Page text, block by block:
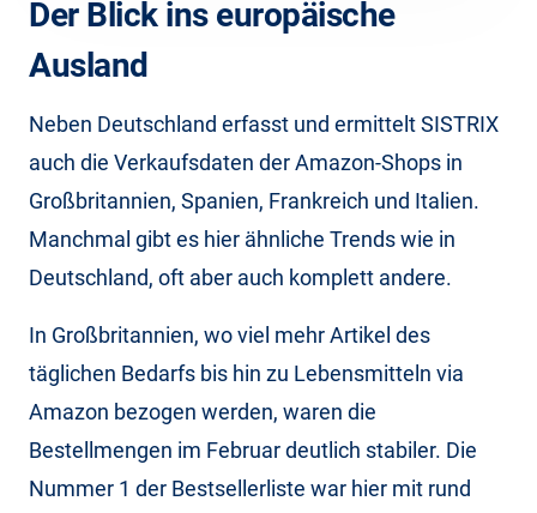
Der Blick ins europäische
Ausland
Neben Deutschland erfasst und ermittelt SISTRIX
auch die Verkaufsdaten der Amazon-Shops in
Großbritannien, Spanien, Frankreich und Italien.
Manchmal gibt es hier ähnliche Trends wie in
Deutschland, oft aber auch komplett andere.
In Großbritannien, wo viel mehr Artikel des
täglichen Bedarfs bis hin zu Lebensmitteln via
Amazon bezogen werden, waren die
Bestellmengen im Februar deutlich stabiler. Die
Nummer 1 der Bestsellerliste war hier mit rund